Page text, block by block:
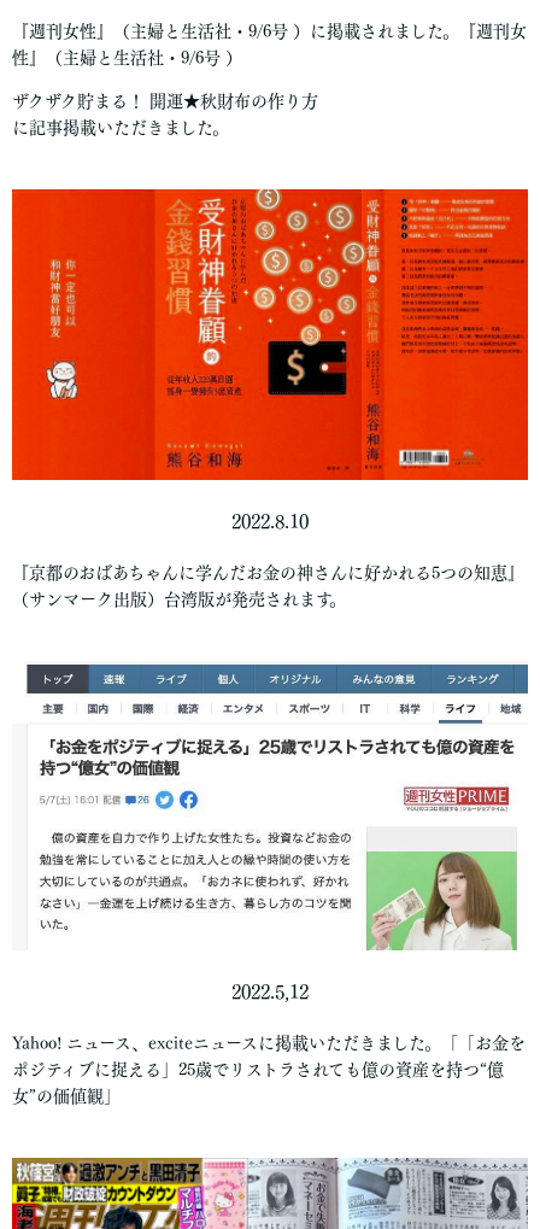
『週刊女性』（主婦と生活社・9/6号 ）に掲載されました。『週刊女
性』（主婦と生活社・9/6号 ）
ザクザク貯まる！ 開運★秋財布の作り方
に記事掲載いただきました。
2022.8.10
『京都のおばあちゃんに学んだお金の神さんに好かれる5つの知恵』
（サンマーク出版）台湾版が発売されます。
2022.5,12
Yahoo! ニュース、exciteニュースに掲載いただきました。「「お金を
ポジティブに捉える」25歳でリストラされても億の資産を持つ“億
女”の価値観」